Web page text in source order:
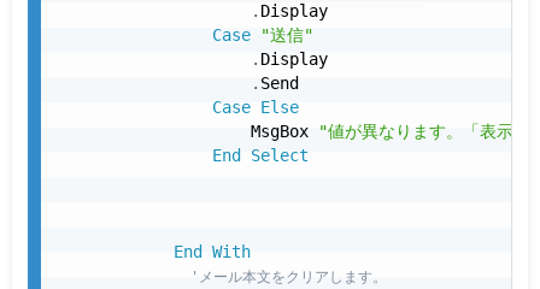
. Display
Case
"送信"
. Display
. Send
Case Else
                    MsgBox
"値が異なります。「表示」
End
Select
End With
'メール本文をクリアします。